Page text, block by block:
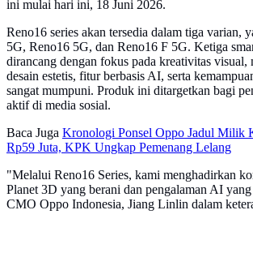
ini mulai hari ini, 18 Juni 2026.
Reno16 series akan tersedia dalam tiga varian,
5G, Reno16 5G, dan Reno16 F 5G. Ketiga
dirancang dengan fokus pada kreativitas visual,
desain estetis, fitur berbasis AI, serta
sangat mumpuni. Produk ini ditargetkan bagi
aktif di media sosial.
Baca Juga Kronologi Ponsel Oppo Jadul Milik
Rp59 Juta, KPK Ungkap Pemenang Lelang
"Melalui Reno16 Series, kami menghadirkan
Planet 3D yang berani dan pengalaman AI
CMO Oppo Indonesia, Jiang Linlin dalam